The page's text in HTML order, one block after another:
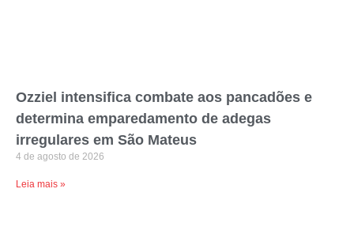
Ozziel intensifica combate aos pancadões e
determina emparedamento de adegas
irregulares em São Mateus
4 de agosto de 2026
Leia mais »